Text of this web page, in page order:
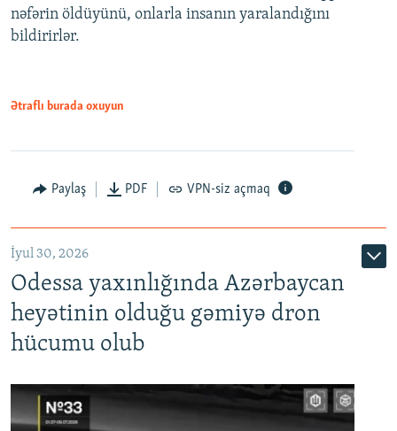
nəfərin öldüyünü, onlarla insanın yaralandığını
bildirirlər.
Ətraflı burada oxuyun
Paylaş PDF VPN-siz açmaq
İyul 30, 2026
Odessa yaxınlığında Azərbaycan
heyətinin olduğu gəmiyə dron
hücumu olub